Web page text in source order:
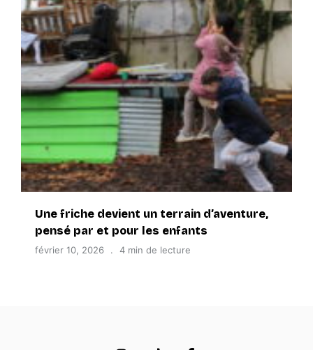
Une friche devient un terrain d’aventure,
pensé par et pour les enfants
février 10, 2026 4 min de lecture